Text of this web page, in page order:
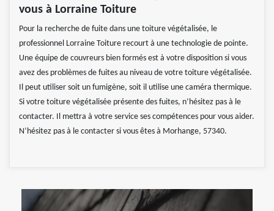
vous à Lorraine Toiture
Pour la recherche de fuite dans une toiture végétalisée, le
professionnel Lorraine Toiture recourt à une technologie de pointe.
Une équipe de couvreurs bien formés est à votre disposition si vous
avez des problèmes de fuites au niveau de votre toiture végétalisée.
Il peut utiliser soit un fumigène, soit il utilise une caméra thermique.
Si votre toiture végétalisée présente des fuites, n’hésitez pas à le
contacter. Il mettra à votre service ses compétences pour vous aider.
N’hésitez pas à le contacter si vous êtes à Morhange, 57340.